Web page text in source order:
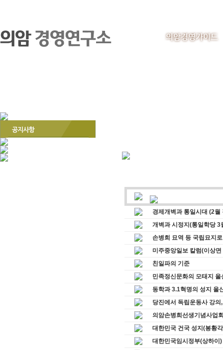
의암경영가이드
경제개벽과 통일시대 (2월
개벽과 시정지(통일학당 3
손병희 묘역 등 국립묘지
미주중앙일보 칼럼(이상면
친일파의 기준
민족정신문화의 모태지 울
동학과 3.1혁명의 성지 울
당진에서 독립운동사 강의
의암손병희선생기념사업
대한민국 건국 성지(봉황
대한민국임시정부(상하이)